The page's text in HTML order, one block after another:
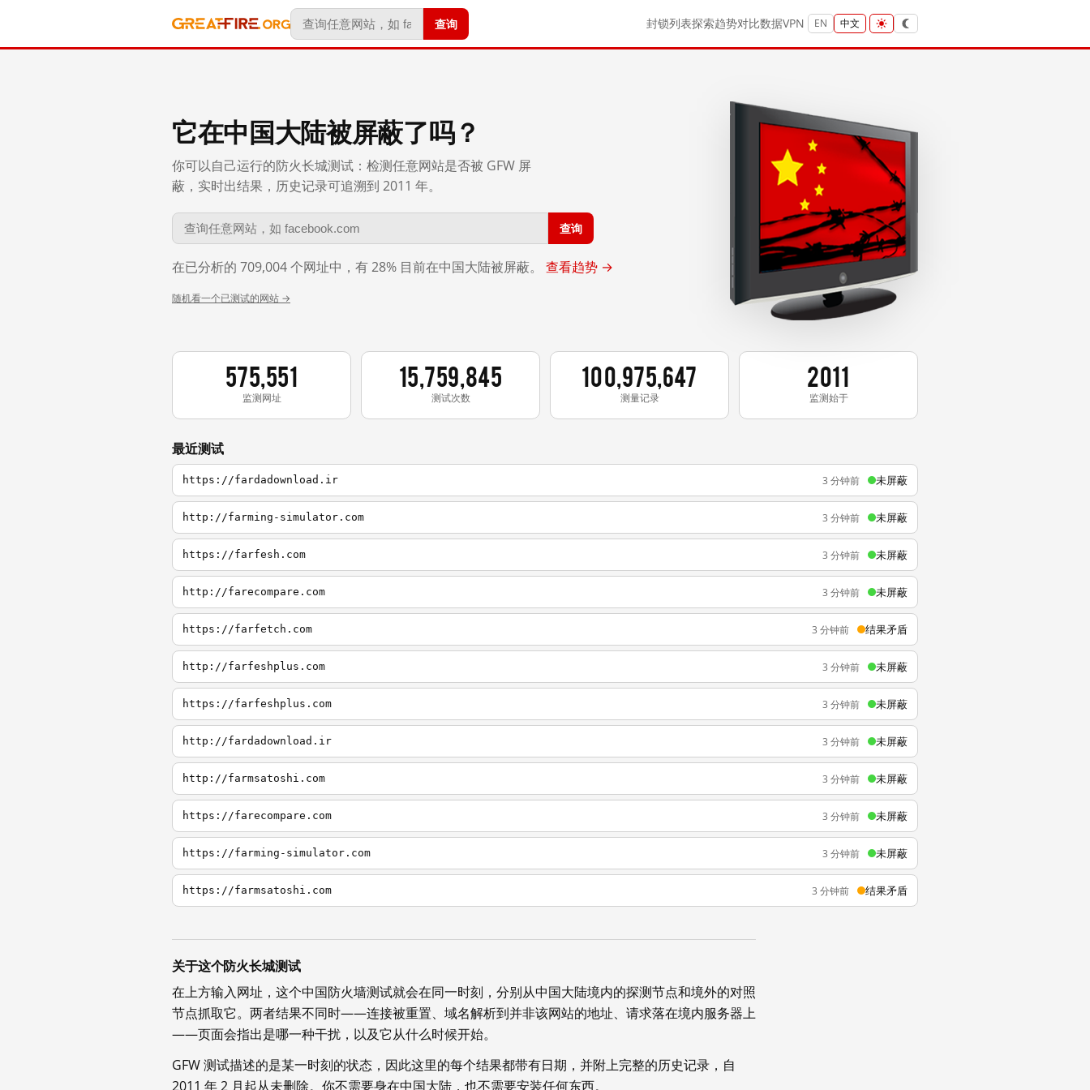
查询 封锁列表探索趋势对比数据VPN EN 中文
它在中国大陆被屏蔽了吗？
你可以自己运行的防火长城测试：检测任意网站是否被 GFW 屏
蔽，实时出结果，历史记录可追溯到 2011 年。
查询
在已分析的 709,004 个网址中，有 28% 目前在中国大陆被屏蔽。 查看趋势 →
随机看一个已测试的网站 →
575,551
监测网址
15,759,845
测试次数
100,975,647
测量记录
2011
监测始于
最近测试
https://fardadownload.ir 3 分钟前 未屏蔽
http://farming-simulator.com 3 分钟前 未屏蔽
https://farfesh.com 3 分钟前 未屏蔽
http://farecompare.com 3 分钟前 未屏蔽
https://farfetch.com 3 分钟前 结果矛盾
http://farfeshplus.com 3 分钟前 未屏蔽
https://farfeshplus.com 3 分钟前 未屏蔽
http://fardadownload.ir 3 分钟前 未屏蔽
http://farmsatoshi.com 3 分钟前 未屏蔽
https://farecompare.com 3 分钟前 未屏蔽
https://farming-simulator.com 3 分钟前 未屏蔽
https://farmsatoshi.com 3 分钟前 结果矛盾
关于这个防火长城测试
在上方输入网址，这个中国防火墙测试就会在同一时刻，分别从中国大陆境内的探测节点和境外的对照
节点抓取它。两者结果不同时——连接被重置、域名解析到并非该网站的地址、请求落在境内服务器上
——页面会指出是哪一种干扰，以及它从什么时候开始。
GFW 测试描述的是某一时刻的状态，因此这里的每个结果都带有日期，并附上完整的历史记录，自
2011 年 2 月起从未删除。你不需要身在中国大陆，也不需要安装任何东西。